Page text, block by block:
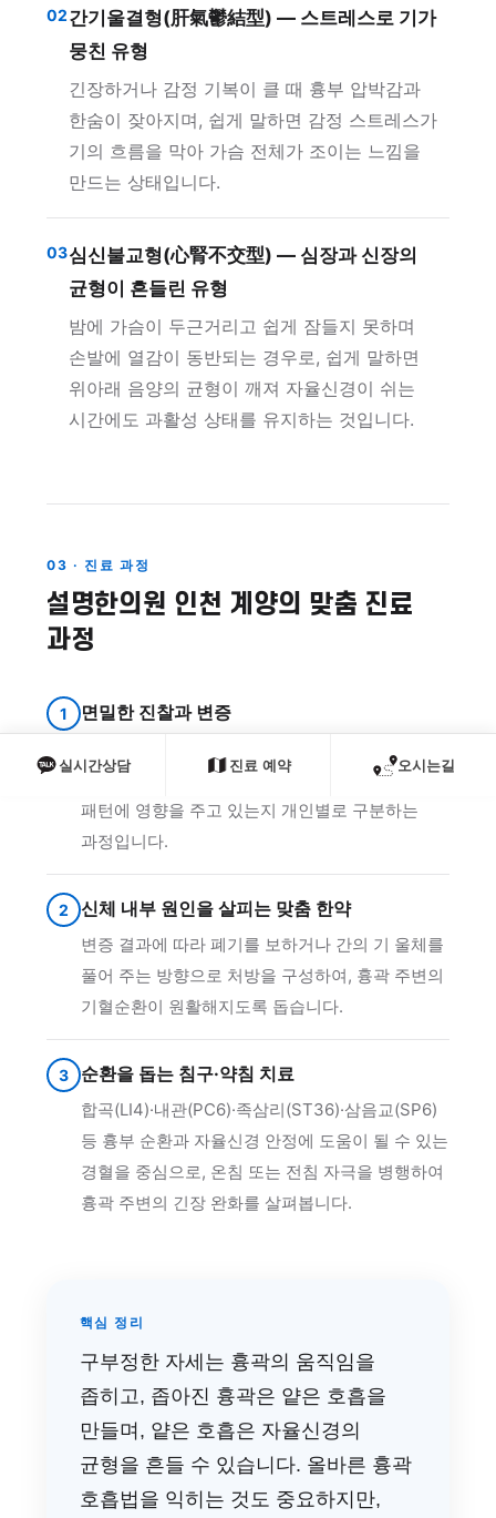
실시간상담 진료 예약 오시는길
02간기울결형(肝氣鬱結型) — 스트레스로 기가
뭉친 유형
긴장하거나 감정 기복이 클 때 흉부 압박감과
한숨이 잦아지며, 쉽게 말하면 감정 스트레스가
기의 흐름을 막아 가슴 전체가 조이는 느낌을
만드는 상태입니다.
03심신불교형(心腎不交型) — 심장과 신장의
균형이 흔들린 유형
밤에 가슴이 두근거리고 쉽게 잠들지 못하며
손발에 열감이 동반되는 경우로, 쉽게 말하면
위아래 음양의 균형이 깨져 자율신경이 쉬는
시간에도 과활성 상태를 유지하는 것입니다.
03 · 진료 과정
설명한의원 인천 계양의 맞춤 진료
과정
1 면밀한 진찰과 변증
살피고, 쉽게 말하면 어느 장기의 기능이 호흡
패턴에 영향을 주고 있는지 개인별로 구분하는
과정입니다.
2 신체 내부 원인을 살피는 맞춤 한약
변증 결과에 따라 폐기를 보하거나 간의 기 울체를
풀어 주는 방향으로 처방을 구성하여, 흉곽 주변의
기혈순환이 원활해지도록 돕습니다.
3 순환을 돕는 침구·약침 치료
합곡(LI4)·내관(PC6)·족삼리(ST36)·삼음교(SP6)
등 흉부 순환과 자율신경 안정에 도움이 될 수 있는
경혈을 중심으로, 온침 또는 전침 자극을 병행하여
흉곽 주변의 긴장 완화를 살펴봅니다.
핵심 정리
구부정한 자세는 흉곽의 움직임을
좁히고, 좁아진 흉곽은 얕은 호흡을
만들며, 얕은 호흡은 자율신경의
균형을 흔들 수 있습니다. 올바른 흉곽
호흡법을 익히는 것도 중요하지만,